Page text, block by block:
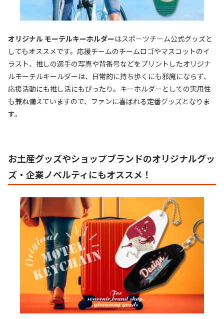
オリジナル モーテルキーホルダーはスポーツチーム公式グッズと
してもオススメです。応援チームのチームロゴやマスコットのイ
ラスト、推しの選手の写真や背番号などをプリントしたオリジナ
ルモーテルキールダーは、日常的に持ち歩くにも邪魔にならず、
応援活動にも推し活にもぴったり。キーホルダーとしての実用性
も兼ね備えていますので、ファンに喜ばれる定番グッズとなりま
す。
お土産グッズやショップブランドのオリジナルグッ
ズ・企業ノベルティにもオススメ！